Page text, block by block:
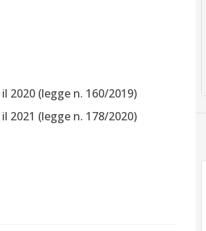
2020 (legge n. 160/2019)
2021 (legge n. 178/2020)